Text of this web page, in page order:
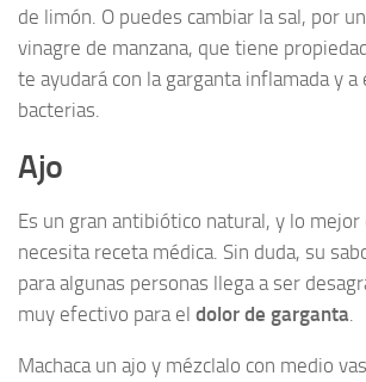
de limón. O puedes cambiar la sal, por
vinagre de manzana, que tiene
te ayudará con la garganta inflamada y a
bacterias.
Ajo
Es un gran antibiótico natural, y lo mejor
necesita receta médica. Sin duda, su
para algunas personas llega a ser
muy efectivo para el dolor de garganta
Machaca un ajo y mézclalo con medio